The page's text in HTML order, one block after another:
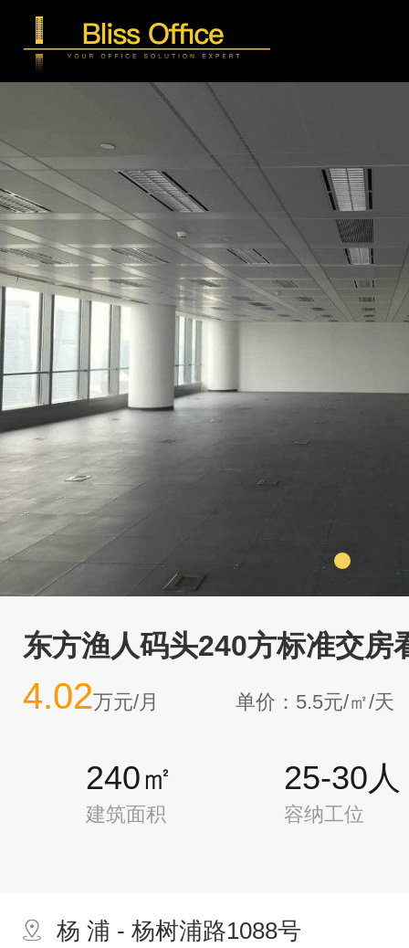
东方渔人码头240方标准交房
4.02万元/月 单价：5.5元/㎡/天
240㎡
建筑面积
25-30人
容纳工位
杨 浦 - 杨树浦路1088号